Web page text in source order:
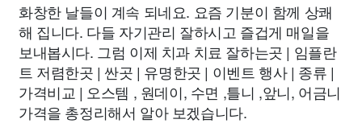
화창한 날들이 계속 되네요. 요즘 기분이 함께 상쾌
해 집니다. 다들 자기관리 잘하시고 즐겁게 매일을
보내봅시다. 그럼 이제 치과 치료 잘하는곳 | 임플란
트 저렴한곳 | 싼곳 | 유명한곳 | 이벤트 행사 | 종류 |
가격비교 | 오스템 , 원데이, 수면 ,틀니 ,앞니, 어금니
가격을 총정리해서 알아 보겠습니다.